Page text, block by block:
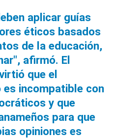
aplicar guías
éticos basados
de la educación,
afirmó. El
que el
incompatible con
y que
para que
opiniones es